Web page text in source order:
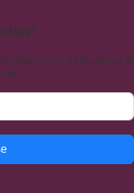
desconto exclusivos e